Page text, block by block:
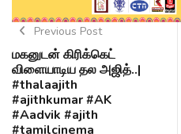
Previous Post
மகனுடன் கிரிக்கெட்
விளையாடிய தல அஜித்..|
#thalaajith
#ajithkumar #AK
#Aadvik #ajith
#tamilcinema